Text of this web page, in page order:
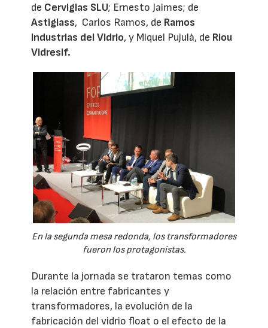
de Cerviglas SLU; Ernesto Jaimes; de
Astiglass, Carlos Ramos, de Ramos
Industrias del Vidrio, y Miquel Pujulà, de Riou
Vidresif.
En la segunda mesa redonda, los transformadores
fueron los protagonistas.
Durante la jornada se trataron temas como
la relación entre fabricantes y
transformadores, la evolución de la
fabricación del vidrio float o el efecto de la